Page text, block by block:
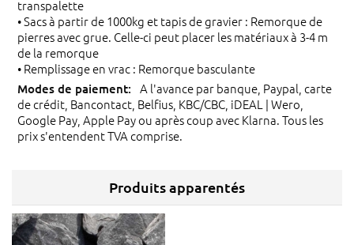
transpalette
• Sacs à partir de 1000kg et tapis de gravier : Remorque de
pierres avec grue. Celle-ci peut placer les matériaux à 3-4 m
de la remorque
• Remplissage en vrac : Remorque basculante
A l'avance par banque, Paypal, carte
de crédit, Bancontact, Belfius, KBC/CBC, iDEAL | Wero,
Google Pay, Apple Pay ou après coup avec Klarna. Tous les
prix s'entendent TVA comprise.
Produits apparentés